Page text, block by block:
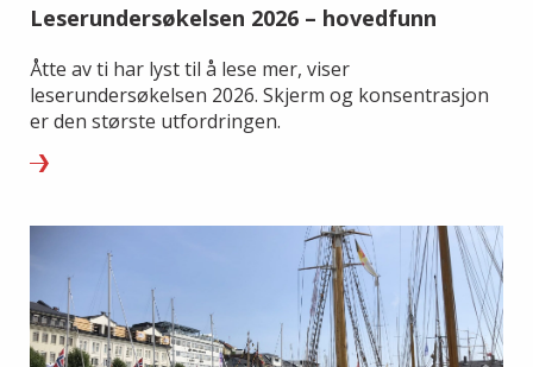
Leserundersøkelsen 2026 – hovedfunn
Åtte av ti har lyst til å lese mer, viser
leserundersøkelsen 2026. Skjerm og konsentrasjon
er den største utfordringen.